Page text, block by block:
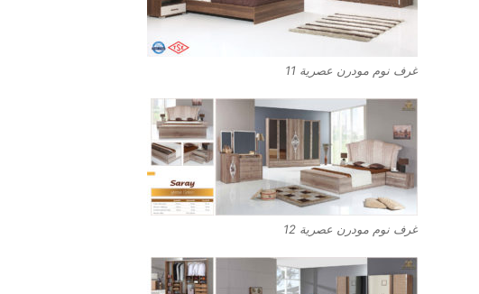
غرف نوم مودرن عصرية 11
غرف نوم مودرن عصرية 12